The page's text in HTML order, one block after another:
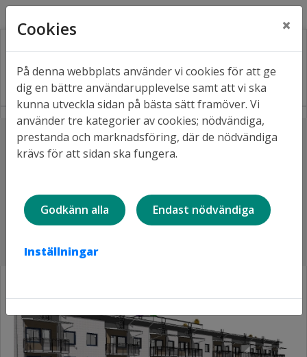
Lyssna
Hem
Projekt i våra områden
Avslutade projekt
Renovering och ombyggnation
tillför 36 nya lägenheter i
centrala Luleå
Cookies ×
På denna webbplats använder vi cookies för att ge
dig en bättre användarupplevelse samt att vi ska
kunna utveckla sidan på bästa sätt framöver. Vi
använder tre kategorier av cookies; nödvändiga,
prestanda och marknadsföring, där de nödvändiga
krävs för att sidan ska fungera.
Godkänn alla Endast nödvändiga
Inställningar